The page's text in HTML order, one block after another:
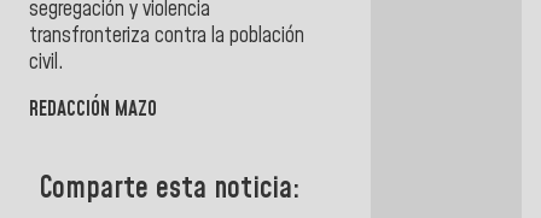
segregación y violencia
transfronteriza contra la población
civil.
REDACCIÓN MAZO
Comparte esta noticia: